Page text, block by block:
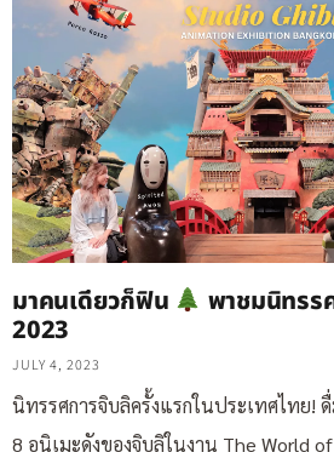
มาคนเดียวก็ฟิน
พาชมนิทรร
2023
JULY 4, 2023
นิทรรศการจิบลิครั้งแรกในประเทศไทย!
8 อนิเมะดังของจิบลิในงาน The World of